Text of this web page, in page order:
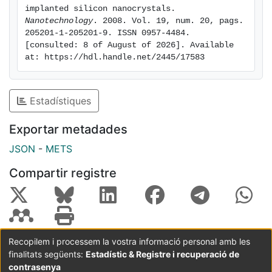
changed from Fowler?Nordheim to channel hot
electron, which is a clear signature of nanocrystal
charging and subsequent electroluminescence
quenching.
Nanotechnology. 2008. Vol. 19, num. 20, pags.
205201-1-205201-9. ISSN 0957-4484.
[consulted: 8 of August of 2026]. Available
at: https://hdl.handle.net/2445/17583
Estadístiques
Exportar metadades
JSON - METS
Compartir registre
Coordinació:CRAI UB Avís legal
Metadades
subjectes a:
Recopilem i processem la vostra informació personal amb les
finalitats següents: Estadístic & Registre i recuperació de
contrasenya